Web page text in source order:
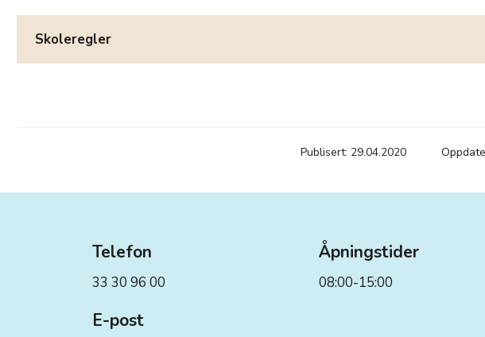
Skoleregler
Publisert: 29.04.2020
Telefon
33 30 96 00
E-post
Åpningstider
08:00-15:00